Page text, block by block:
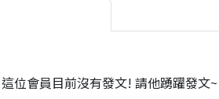
這位會員目前沒有發文! 請他踴躍發文~